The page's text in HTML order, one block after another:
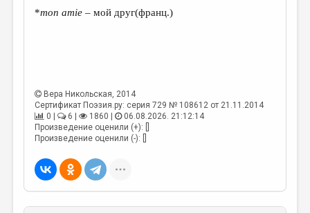
*mon amie – мой друг(франц.)
Вера Никольская, 2014
Сертификат Поэзия.ру: серия 729 № 108612 от 21.11.2014
0 |
6 | 1860 |
06.08.2026. 21:12:14
Произведение оценили (+): []
Произведение оценили (-): []